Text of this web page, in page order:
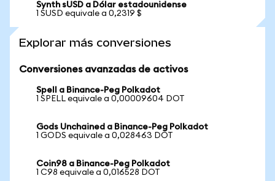
Synth sUSD a Dólar estadounidense
1 SUSD equivale a 0,2319 $
Explorar más conversiones
Conversiones avanzadas de activos
Spell a Binance-Peg Polkadot
1 SPELL equivale a 0,00009604 DOT
Gods Unchained a Binance-Peg Polkadot
1 GODS equivale a 0,028463 DOT
Coin98 a Binance-Peg Polkadot
1 C98 equivale a 0,016528 DOT